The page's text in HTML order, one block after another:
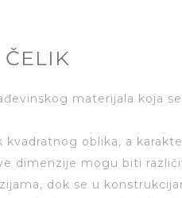
materijala koja
kvadratnog oblika, a
dimenzije mogu biti
dok se u